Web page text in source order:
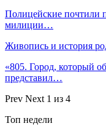
Полицейские почтили
милиции…
Живопись и история
«805. Город, который
представил…
Prev Next 1 из 4
Топ недели